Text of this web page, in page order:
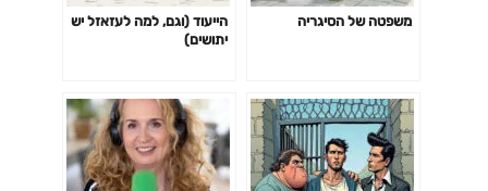
משפטה של הסיגריה
הייעוד (וגם, למה לעזאזל יש
יתושים)